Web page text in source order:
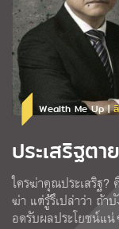
Wealth Me Up |
ประเสริฐต
ใครฆ่าคุณประเสริฐ?
ฆ่า แต่รู้รึเปล่าว่า ถ้า
อดรับผลประโยชน์แน่